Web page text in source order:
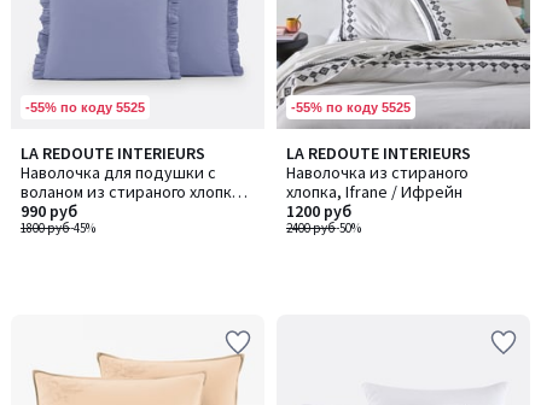
-55% по коду 5525
LA REDOUTE INTERIEURS
Наволочка для подушки с
воланом из стираного хлопка,
Scenario / Сценарио
1800 руб-45%
990 руб
-55% по коду 5525
LA REDOUTE INTERIEURS
Наволочка из стираного
хлопка, Ifrane / Ифрейн
2400 руб-50%
1200 руб